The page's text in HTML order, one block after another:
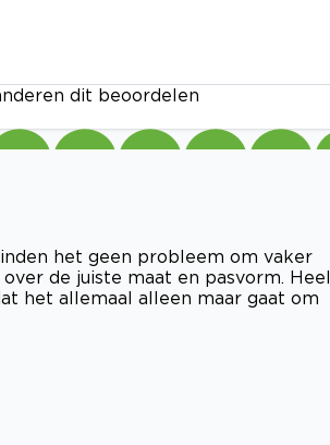
dit beoordelen
het geen probleem om vaker
de juiste maat en pasvorm. Heel
het allemaal alleen maar gaat om